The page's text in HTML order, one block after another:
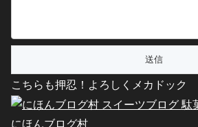
こちらも押忍！よろしくメカドック
にほんブログ村